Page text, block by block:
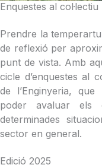
Enquestes al col·lectiu
Prendre la
de reflexió per
punt de vista. Amb
cicle d’enquestes al
de l’Enginyeria, que
poder avaluarels
determinades
sector en general.
Edició 2025